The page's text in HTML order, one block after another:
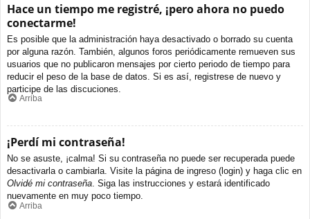
Hace un tiempo me registré, ¡pero ahora no puedo
conectarme!
Es posible que la administración haya desactivado o borrado su cuenta
por alguna razón. También, algunos foros periódicamente remueven sus
usuarios que no publicaron mensajes por cierto periodo de tiempo para
reducir el peso de la base de datos. Si es así, registrese de nuevo y
participe de las discuciones.
Arriba
¡Perdí mi contraseña!
No se asuste, ¡calma! Si su contraseña no puede ser recuperada puede
desactivarla o cambiarla. Visite la página de ingreso (login) y haga clic en
Olvidé mi contraseña. Siga las instrucciones y estará identificado
nuevamente en muy poco tiempo.
Arriba